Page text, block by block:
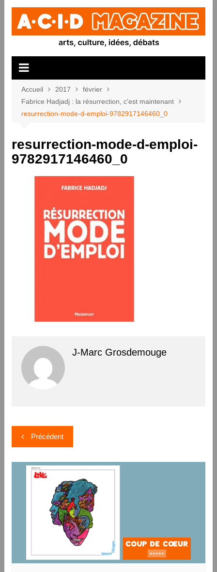
Aller
contenu
Accueil 2017
février
Fabrice Hadjadj : la résurrection, c'est maintenant
resurrection-mode-d-emploi-9782917146460_0
resurrection-mode-d-emploi-
9782917146460_0
J-Marc Grosdemouge
Navigation
de
l’article
Précédent